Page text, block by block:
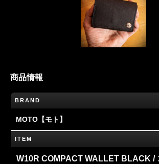
商品情報
BRAND
MOTO【モト】
ITEM
W10R COMPACT WALLET BLACK /